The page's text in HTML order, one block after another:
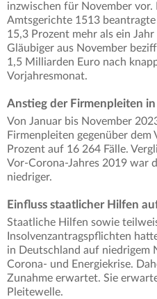
inzwischen für November vor.
Amtsgerichte 1513
15,3 Prozent mehr als ein
Gläubiger aus November
1,5 Milliarden Euro nach
Vorjahresmonat.
Anstieg der Firmenpleiten
Von Januar bis November
Firmenpleiten gegenüber
Prozent auf 16 264 Fälle.
Vor-Corona-Jahres 2019 war
niedriger.
Einfluss staatlicher Hilfen
Staatliche Hilfen sowie
Insolvenzantragspflichten
in Deutschland auf niedrigem
Corona- und Energiekrise.
Zunahme erwartet. Sie
Pleitewelle.